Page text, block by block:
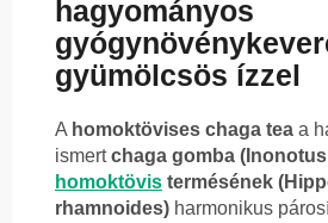
hagyományos
gyümölcsös ízzel
A homoktövises chaga tea a
ismertchaga gomba
homoktövis termésének
rhamnoides) harmonikus